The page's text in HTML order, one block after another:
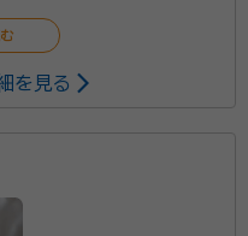
手続きをしていけば良
を見る